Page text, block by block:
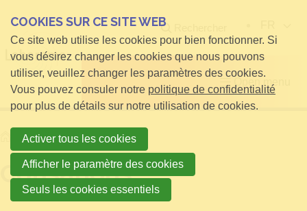
Open menu
HomeCotisations
Cotisations
COOKIES SUR CE SITE WEB
Ce site web utilise les cookies pour bien fonctionner. Si
vous désirez changer les cookies que nous pouvons
utiliser, veuillez changer les paramètres des cookies.
Vous pouvez consuler notre politique de confidentialité
pour plus de détails sur notre utilisation de cookies.
Activer tous les cookies
Afficher le paramètre des cookies
Seuls les cookies essentiels